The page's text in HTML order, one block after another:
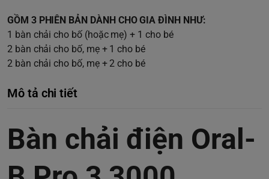
GỒM 3 PHIÊN BẢN DÀNH CHO GIA ĐÌNH NHƯ:
1 bàn chải cho bố (hoặc mẹ) + 1 cho bé
2 bàn chải cho bố, mẹ + 1 cho bé
2 bàn chải cho bố, mẹ + 2 cho bé
Mô tả chi tiết
Bàn chải điện Oral-